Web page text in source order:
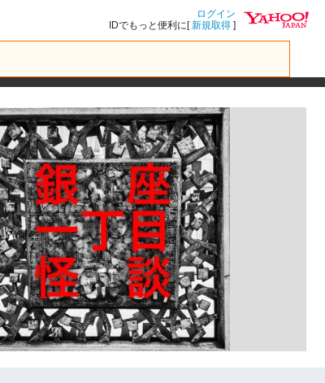
ログイン
IDでもっと便利に[新規取得 ]